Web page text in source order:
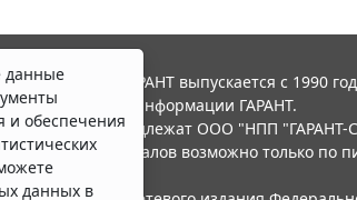
данные
и обеспечения
данных в
Система ГАРАНТ выпускается с 1990
правовой информации ГАРАНТ.
ГАРАНТ.РУ принадлежат ООО "НПП
материалов возможно только